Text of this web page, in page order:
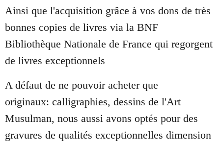
Ainsi que l'acquisition grâce à vos dons de très
bonnes copies de livres via la BNF
Bibliothèque Nationale de France qui regorgent
de livres exceptionnels
A défaut de ne pouvoir acheter que
originaux: calligraphies, dessins de l'Art
Musulman, nous aussi avons optés pour des
gravures de qualités exceptionnelles dimension